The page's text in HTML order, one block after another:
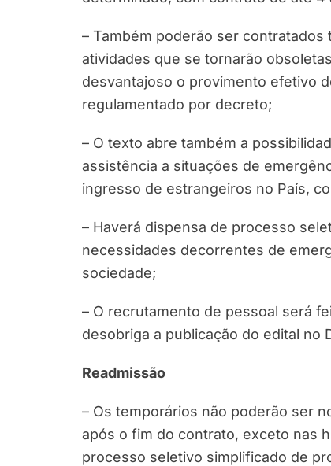
– Também poderão ser
atividades que se tornarão
desvantajoso o provimento efetivo
regulamentado por decreto;
– O texto abre também a
assistência a situações de
ingresso de estrangeiros no País,
– Haverá dispensa de processo
necessidades decorrentes de
sociedade;
– O recrutamento de pessoal será
desobriga a publicação do edital no
Readmissão
– Os temporários não poderão ser
após o fim do contrato, exceto nas
processo seletivo simplificado de